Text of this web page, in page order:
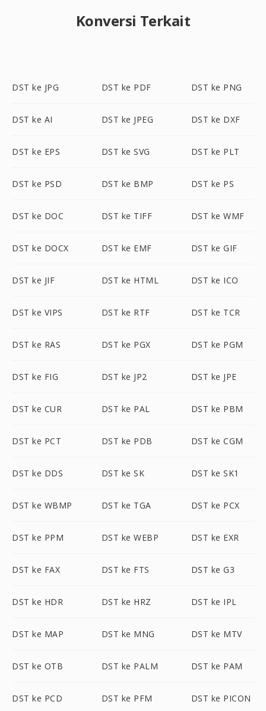
Konversi Terkait
DST ke JPG DST ke PDF DST ke PNG
DST ke AI DST ke JPEG DST ke DXF
DST ke EPS DST ke SVG DST ke PLT
DST ke PSD DST ke BMP DST ke PS
DST ke DOC DST ke TIFF DST ke WMF
DST ke DOCX DST ke EMF DST ke GIF
DST ke JIF DST ke HTML DST ke ICO
DST ke VIPS DST ke RTF DST ke TCR
DST ke RAS DST ke PGX DST ke PGM
DST ke FIG DST ke JP2 DST ke JPE
DST ke CUR DST ke PAL DST ke PBM
DST ke PCT DST ke PDB DST ke CGM
DST ke DDS DST ke SK DST ke SK1
DST ke WBMP DST ke TGA DST ke PCX
DST ke PPM DST ke WEBP DST ke EXR
DST ke FAX DST ke FTS DST ke G3
DST ke HDR DST ke HRZ DST ke IPL
DST ke MAP DST ke MNG DST ke MTV
DST ke OTB DST ke PALM DST ke PAM
DST ke PCD DST ke PFM DST ke PICON